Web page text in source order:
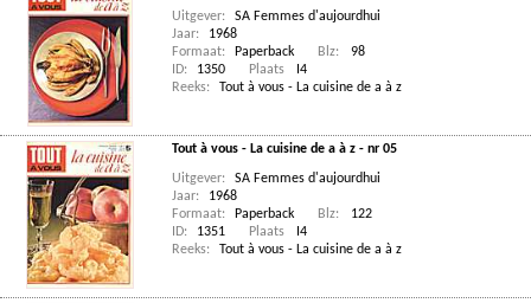
Uitgever:
SA Femmes d'aujourdhui
Jaar:
1968
Formaat:
Paperback Blz:
98
ID:
1350 Plaats
I4
Reeks:
Tout à vous - La cuisine de a à z
Tout à vous - La cuisine de a à z - nr 05
Uitgever:
SA Femmes d'aujourdhui
Jaar:
1968
Formaat:
Paperback Blz:
122
ID:
1351 Plaats
I4
Reeks:
Tout à vous - La cuisine de a à z